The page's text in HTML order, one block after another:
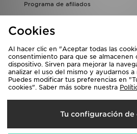
Programa de afiliados
del grupo JD - Whistleblowing
Selecciona
España
Cookies
Al hacer clic en "Aceptar todas las
consentimiento para que se almacenen
dispositivo. Sirven para mejorar la
analizar el uso del mismo y ayudarnos
Puedes modificar tus preferencias en
cookies". Saber más sobre nuestra
Tu configuración de